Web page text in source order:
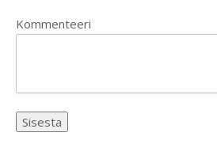
Kommenteeri